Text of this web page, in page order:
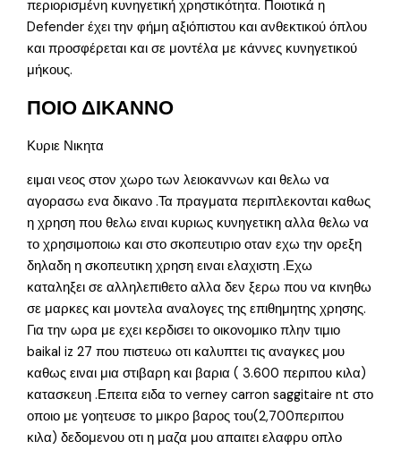
περιορισμένη κυνηγετική χρηστικότητα. Ποιοτικά η
Defender έχει την φήμη αξιόπιστου και ανθεκτικού όπλου
και προσφέρεται και σε μοντέλα με κάννες κυνηγετικού
μήκους.
ΠΟΙΟ ΔΙΚΑΝΝΟ
Κυριε Νικητα
ειμαι νεος στον χωρο των λειοκαννων και θελω να
αγορασω ενα δικανο .Τα πραγματα περιπλεκονται καθως
η χρηση που θελω ειναι κυριως κυνηγετικη αλλα θελω να
το χρησιμοποιω και στο σκοπευτιριο οταν εχω την ορεξη
δηλαδη η σκοπευτικη χρηση ειναι ελαχιστη .Εχω
καταληξει σε αλληλεπιθετο αλλα δεν ξερω που να κινηθω
σε μαρκες και μοντελα αναλογες της επιθημητης χρησης.
Για την ωρα με εχει κερδισει το οικονομικο πλην τιμιο
baikal iz 27 που πιστευω οτι καλυπτει τις αναγκες μου
καθως ειναι μια στιβαρη και βαρια ( 3.600 περιπου κιλα)
κατασκευη .Επειτα ειδα το verney carron saggitaire nt στο
οποιο με γοητευσε το μικρο βαρος του(2,700περιπου
κιλα) δεδομενου οτι η μαζα μου απαιτει ελαφρυ οπλο